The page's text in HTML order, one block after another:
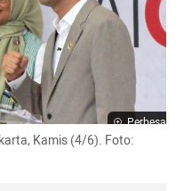
Perbesar
Kamis (4/6). Foto: